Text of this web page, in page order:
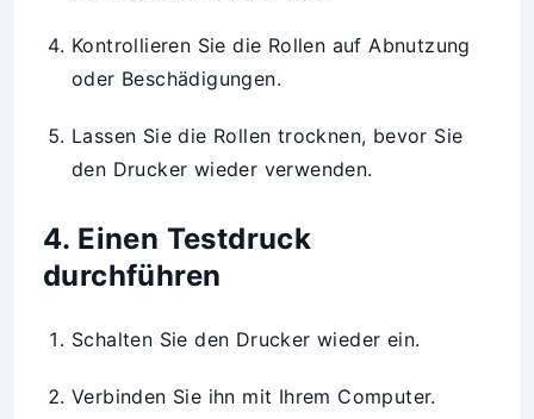
Kontrollieren Sie die Rollen auf Abnutzung
oder Beschädigungen.
Lassen Sie die Rollen trocknen, bevor Sie
den Drucker wieder verwenden.
4. Einen Testdruck
durchführen
Schalten Sie den Drucker wieder ein.
Verbinden Sie ihn mit Ihrem Computer.